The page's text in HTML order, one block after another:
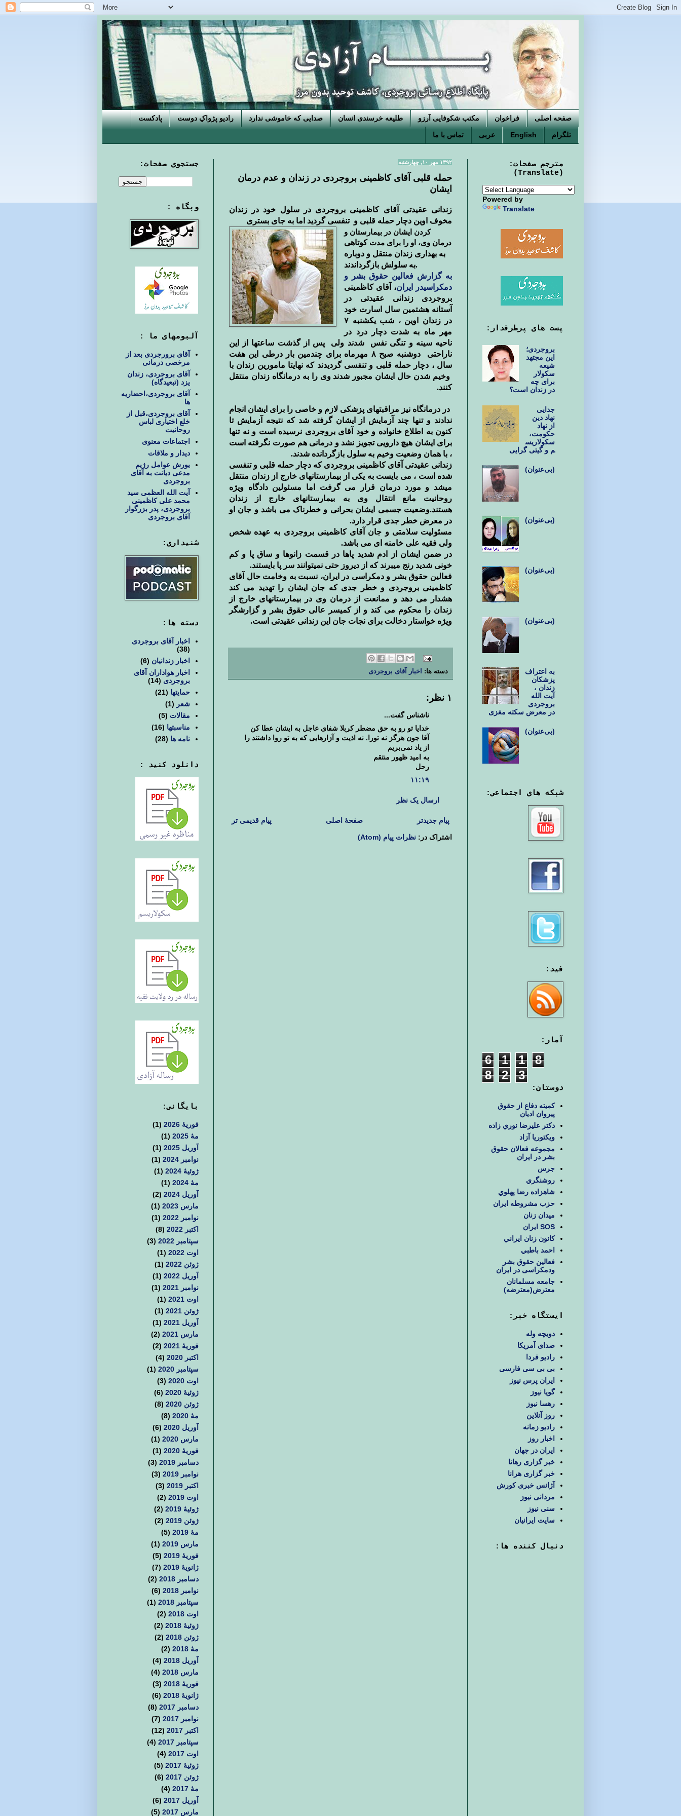
صفحه اصلی فراخوان مکتب شکوفایی آرزو طلیعه خرسندی انسان صدایی که خاموشی ندارد رادیو پژواکِ دوست پادکست
تلگرام English عربی تماس با ما
۱۳۹۲ مهر ۱۰, چهارشنبه
حمله قلبی آقای کاظمینی بروجردی در زندان و عدم درمان
ایشان
زندانی عقیدتی آقای کاظمینی بروجردی در سلول خود در زندان
مخوف اوین دچار حمله قلبی و تنفسی گردید اما به جای بستری
کردن ایشان در بیمارستان و
درمان وی، او را برای مدت کوتاهی
به بهداری زندان منتقل و دوباره
به سلولش بازگرداندند.
به گزارش فعالین حقوق بشر و
دمکراسیدر ایران، آقای کاظمینی
بروجردی زندانی عقیدتی در
آستانه هشتمین سال اسارت خود
در زندان اوین ، شب یکشنبه ۷
مهر ماه به شدت دچار درد در
ناحیه سینه و تنگی نفس شدند ولی پس از گذشت ساعتها از این
ناراحتی دوشنبه صبح۸ مهرماه برای چندمین بار درطی این هفت
سال ، دچار حمله قلبی و تنفسی گردیدند که نهایتا مامورین زندان با
وخیم شدن حال ایشان مجبور شدند وی را به درمانگاه زندان منتقل
کنند.
در درمانگاه نیز مراقبتهای پزشکی لازم و خاصی را برای ایشان انجام
ندادند و تنها چند آزمایش از ایشان گرفته شد که نتیجه آزمایش تا
کنون به اطلاع خانواده و خود آقای بروجردی نرسیده است و نه تنها
برای ایشان هیچ دارویی تجویز نشد و درمانی هم صورت نگرفته است
، با همان وضعیت وخیم به سلول بازگردانده شدند.
زندانی عقیدتی آقای کاظمینی بروجردی که دچار حمله قلبی و تنفسی
شده است ، می بایست به یکی از بیمارستانهای خارج از زندان منتقل
میشد و مورد درمان قرار می گرفت اما مسئولین دادگاه ویژه
روحانیت مانع انتقال وی به بیمارستانهای خارج از زندان
هستند.وضعیت جسمی ایشان بحرانی و خطرناک می باشد و جان او
در معرض خطر جدی قرار دارد.
مسئولیت سلامتی و جان آقای کاظمینی بروجردی به عهده شخص
ولی فقیه علی خامنه ای می باشد.
در ضمن ایشان از ادم شدید پاها در قسمت زانوها و ساق پا و کم
خونی شدید رنج میبرند که از دیروز حتی نمیتوانند سر پا بایستند.
فعالین حقوق بشر و دمکراسی در ایران، نسبت به وخامت حال آقای
کاظمینی بروجردی و خطر جدی که جان ایشان را تهدید می کند
هشدار می دهد و ممانعت از درمان وی در بیمارستانهای خارج از
زندان را محکوم می کند و از کمیسر عالی حقوق بشر و گزارشگر
ویژه خواستار دخالت برای نجات جان این زندانی عقیدتی است.
دسته ها: اخبار آقای بروجردی
۱ نظر:
ناشناس گفت...
خدایا تو رو به حق مضطر کربلا شفای عاجل به ایشان عطا کن
آقا جون هرگز نه تورا. نه اذیت و آزارهایی که به تو روا داشتند را
از یاد نمی‌بریم
به امید ظهور منتقم
رحل
۱۱:۱۹
ارسال یک نظر
پیام جدیدتر پیام قدیمی تر صفحهٔ اصلی
اشتراک در: نظرات پیام (Atom)
جستجوی صفحات:
وبگاه :
آلبومهای ما :
آقای برورجردی بعد از
مرخصی درمانی
آقای بروجردی، زندان
یزد (تبعیدگاه)
آقای بروجردی،احضاریه
ها
آقای بروجردی،قبل از
خلع اختیاری لباس
روحانیت
اجتماعات معنوی
دیدار و ملاقات
یورش عوامل رژیم
مدعی دیانت به آقای
بروجردی
آیت الله العظمی سید
محمد علی کاظمینی
بروجردی، پدر بزرگوار
آقای بروجردی
شنیداری:
دسته ها:
اخبار آقای بروجردی
(38)
اخبار زندانیان (6)
اخبار هواداران آقای
بروجردی (14)
حمایتها (21)
شعر (1)
مقالات (5)
مناسبتها (16)
نامه ها (28)
دانلود کنید :
بايگانی:
فوریهٔ 2026
(1)
مهٔ 2025
(1)
آوریل 2025
(1)
نوامبر 2024
(1)
ژوئیهٔ 2024
(1)
مهٔ 2024
(1)
آوریل 2024
(2)
مارس 2023
(1)
نوامبر 2022
(1)
اکتبر 2022
(8)
سپتامبر 2022
(3)
اوت 2022
(1)
ژوئن 2022
(1)
آوریل 2022
(1)
نوامبر 2021
(1)
اوت 2021
(1)
ژوئن 2021
(1)
آوریل 2021
(1)
مارس 2021
(2)
فوریهٔ 2021
(2)
اکتبر 2020
(4)
سپتامبر 2020
(1)
اوت 2020
(3)
ژوئیهٔ 2020
(6)
ژوئن 2020
(8)
مهٔ 2020
(8)
آوریل 2020
(6)
مارس 2020
(1)
فوریهٔ 2020
(1)
دسامبر 2019
(3)
نوامبر 2019
(3)
اکتبر 2019
(3)
اوت 2019
(2)
ژوئیهٔ 2019
(2)
ژوئن 2019
(2)
مهٔ 2019
(5)
مارس 2019
(1)
فوریهٔ 2019
(5)
ژانویهٔ 2019
(7)
دسامبر 2018
(2)
نوامبر 2018
(6)
سپتامبر 2018
(1)
اوت 2018
(2)
ژوئیهٔ 2018
(2)
ژوئن 2018
(2)
مهٔ 2018
(2)
آوریل 2018
(4)
مارس 2018
(4)
فوریهٔ 2018
(3)
ژانویهٔ 2018
(6)
دسامبر 2017
(8)
نوامبر 2017
(7)
اکتبر 2017
(12)
سپتامبر 2017
(4)
اوت 2017
(4)
ژوئیهٔ 2017
(5)
ژوئن 2017
(6)
مهٔ 2017
(4)
آوریل 2017
(6)
مارس 2017
(5)
مترجم صفحات:
(Translate)
Powered by
Translate
پست های پرطرفدار:
بروجردی؛
این مجتهد
شیعه
سکولار
برای چه
در زندان است؟
جدایی
نهاد دین
از نهاد
حکومت،
سکولاریس
م و گیتی گرایی
(بی‌عنوان)
(بی‌عنوان)
(بی‌عنوان)
(بی‌عنوان)
به اعتراف
پزشکان
زندان ،
آیت الله
بروجردی
در معرض سکته مغزی
(بی‌عنوان)
شبکه های اجتماعی:
فید:
آمار:
6 1 1
8
8
2 3
دوستان:
کمیته دفاع از حقوق
پیروان ادیان
دكتر عليرضا نوري زاده
ويكتوريا آزاد
مجموعه فعالان حقوق
بشر در ایران
جرس
روشنگري
شاهزاده رضا پهلوي
حزب مشروطه ايران
ميدان زنان
SOS ایران
كانون زنان ايراني
احمد باطبي
فعالین حقوق بشر
ودمکراسی در ایران
جامعه مسلمانان
معترض(معترضه)
ایستگاه خبر:
دویچه وله
صدای آمریکا
رادیو فردا
بی بی سی فارسی
ایران پرس نیوز
گویا نیوز
رهسا نیوز
روز آنلاین
رادیو زمانه
اخبار روز
ایران در جهان
خبر گزاری رهانا
خبر گزاری هرانا
آژانس خبری کورش
مردانی نیوز
سنی نیوز
سایت ایرانیان
دنبال كننده ها: